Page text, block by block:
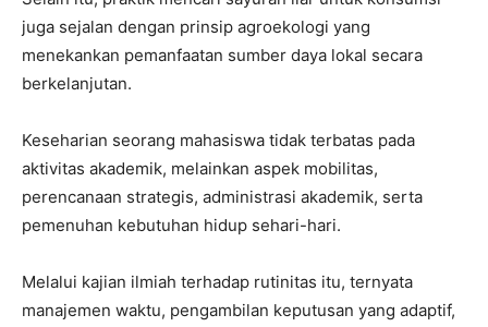
juga sejalan dengan prinsip agroekologi yang
menekankan pemanfaatan sumber daya lokal secara
berkelanjutan.
Keseharian seorang mahasiswa tidak terbatas pada
aktivitas akademik, melainkan aspek mobilitas,
perencanaan strategis, administrasi akademik, serta
pemenuhan kebutuhan hidup sehari-hari.
Melalui kajian ilmiah terhadap rutinitas itu, ternyata
manajemen waktu, pengambilan keputusan yang adaptif,